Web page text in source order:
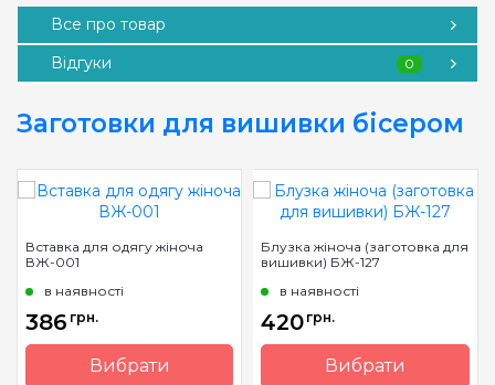
Все про товар
Відгуки
0
Заготовки для вишивки бісером
Вставка для одягу жіноча
ВЖ-001
в наявності
386 грн.
Вибрати
Блузка жіноча (заготовка для
вишивки) БЖ-127
в наявності
420 грн.
Вибрати